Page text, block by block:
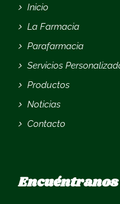
Inicio
La Farmacia
Parafarmacia
Servicios
Productos
Noticias
Contacto
Encuéntranos